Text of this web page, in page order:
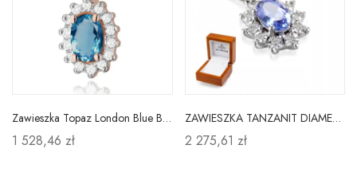
Zawieszka Topaz London Blue Brylanty Różowe Złoto
1 528,46 zł
ZAWIESZKA TANZANIT DIAMENTY 585 BIAŁE ZŁOTO
2 275,61 zł